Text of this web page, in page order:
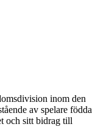
inom den
av spelare födda
och sitt bidrag till